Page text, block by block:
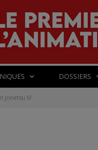
DOSSIERS
Jonetsu IV